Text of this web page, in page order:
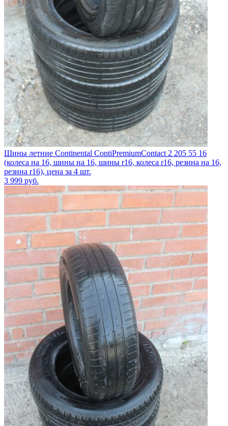
Шины летние Continental ContiPremiumContact 2 205 55 16
(колеса на 16, шины на 16, шины r16, колеса r16, резина на 16,
резина r16), цена за 4 шт.
3 999 руб.